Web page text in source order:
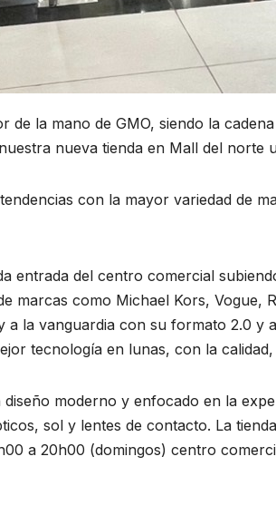
de la mano de GMO, siendo la
nueva tienda en Mall del
con la mayor variedad de
entrada del centro comercial
marcas como Michael Kors, Vogue,
la vanguardia con su formato 2.0 y
tecnología en lunas, con la
moderno y enfocado en la
sol y lentes de contacto. La
a 20h00 (domingos) centro